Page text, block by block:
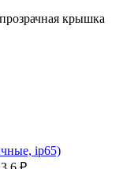
прозрачная крышка
ip65)